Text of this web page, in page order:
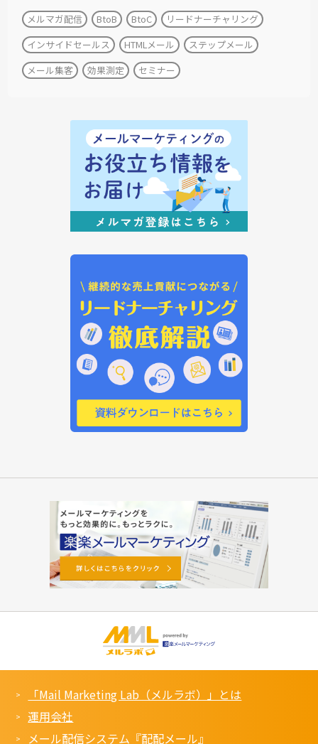
メルマガ配信 BtoB BtoC
リードナーチャリング
インサイドセールス
HTMLメール
ステップメール
メール集客
効果測定 セミナー
「Mail Marketing Lab（メルラボ）」とは
運用会社
メール配信システム『配配メール』